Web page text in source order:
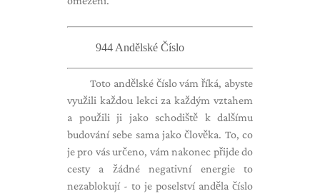
944 Andělské Číslo
Toto andělské číslo vám říká, abyste
využili každou lekci za každým vztahem
a použili ji jako schodiště k dalšímu
budování sebe sama jako člověka. To, co
je pro vás určeno, vám nakonec přijde do
cesty a žádné negativní energie to
nezablokují - to je poselství anděla číslo